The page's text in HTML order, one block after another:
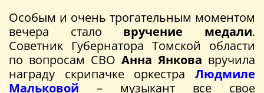
Особым и очень трогательным моментом
вечера стало вручение медали.
Советник Губернатора Томской области
по вопросам СВО Анна Янкова вручила
награду скрипачке оркестра Людмиле
Мальковой – музыкант все свое